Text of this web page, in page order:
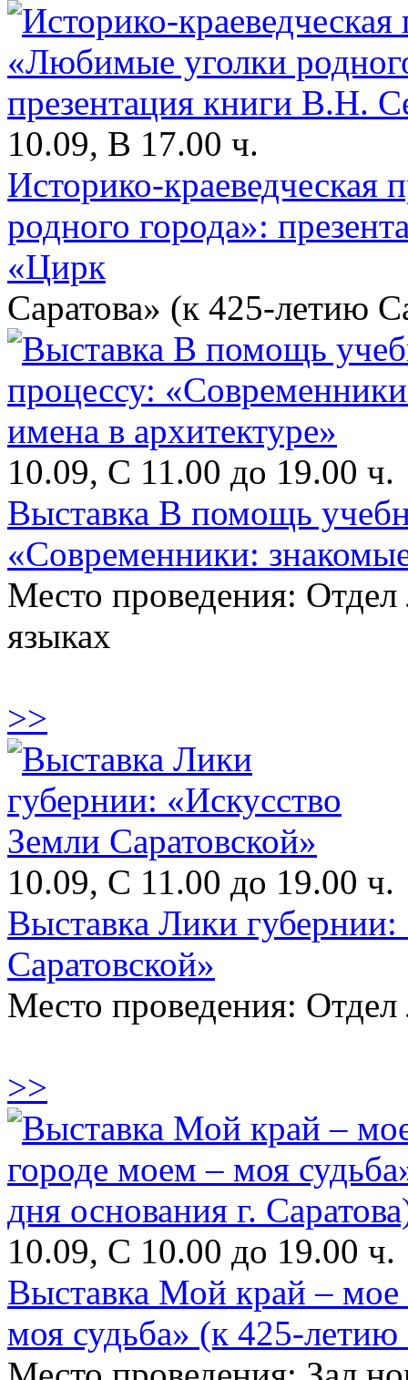
10.09, В 17.00 ч.
Историко-
родного города»:
«Цирк
Саратова» (к 425-летию
10.09, С 11.00 до 19.00 ч.
Выставка В помощь
«Современники:
Место проведения:
языках
>>
10.09, С 11.00 до 19.00 ч.
Выставка Лики
Саратовской»
Место проведения: Отдел
>>
10.09, С 10.00 до 19.00 ч.
Выставка Мой край –
моя судьба» (к 425-летию